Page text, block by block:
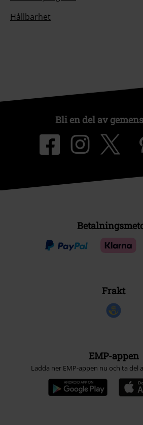
Hållbarhet
Bli en del av
Frakt
EMP-appen
Ladda ner EMP-appen nu och ta del